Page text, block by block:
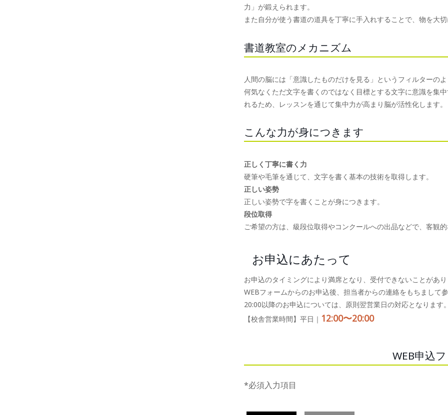
力」が鍛えられます。
また自分が使う書道の道具を丁寧に手入れすることで、物を大
書道教室のメカニズム
人間の脳には「意識したものだけを見る」というフィルターの
何気なくただ文字を書くのではなく目標とする文字に意識を集
れるため、レッスンを通じて集中力が高まり脳が活性化します。
こんな力が身につきます
正しく丁寧に書く力
硬筆や毛筆を通じて、文字を書く基本の技術を取得します。
正しい姿勢
正しい姿勢で字を書くことが身につきます。
段位取得
ご希望の方は、級段位取得やコンクールへの出品などで、客観的
お申込にあたって
お申込のタイミングにより満席となり、受付できないことがあ
WEBフォームからのお申込後、担当者からの連絡をもちまして参
20:00以降のお申込については、原則翌営業日の対応となります。
【校舎営業時間】平日｜ 12:00〜20:00
WEB申込
*必須入力項目